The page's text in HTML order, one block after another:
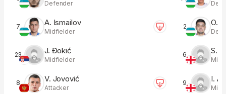
Defender
7 A. Ismailov
Midfielder
23 J. Đokić
Midfielder
8 V. Jovović
Attacker
2 O.
6 S.
9 I.